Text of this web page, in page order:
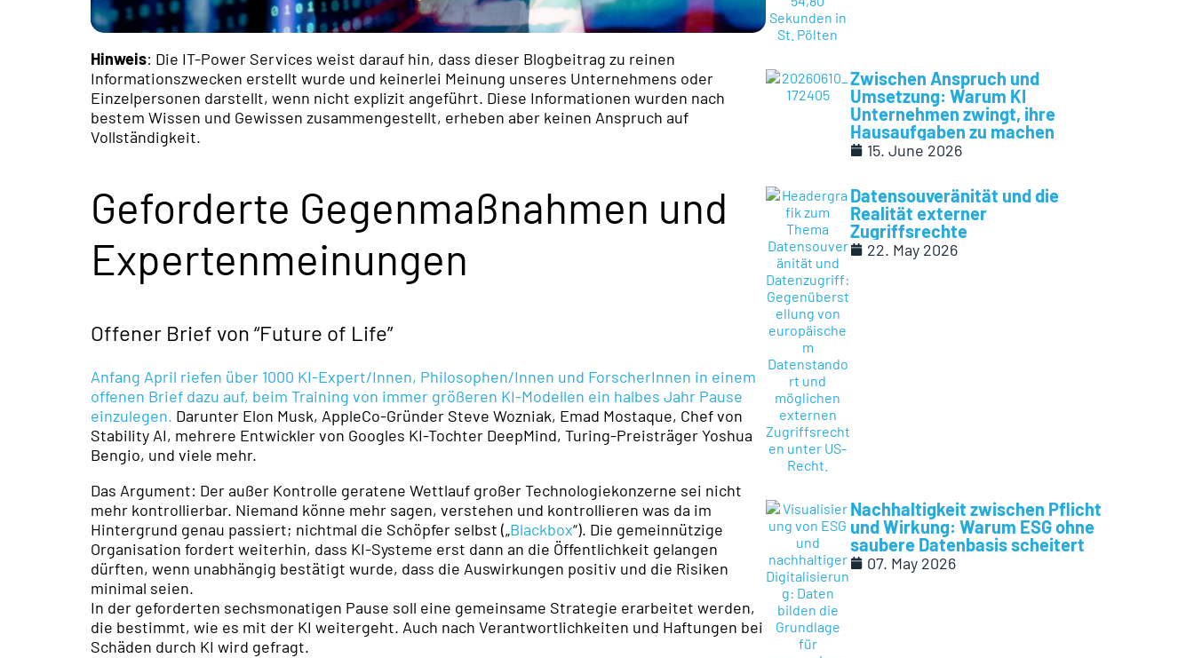
Hinweis: Die IT-Power Services weist darauf hin, dass dieser Blogbeitrag zu reinen
Informationszwecken erstellt wurde und keinerlei Meinung unseres Unternehmens oder
Einzelpersonen darstellt, wenn nicht explizit angeführt. Diese Informationen wurden nach
bestem Wissen und Gewissen zusammengestellt, erheben aber keinen Anspruch auf
Vollständigkeit.
Geforderte Gegenmaßnahmen und
Expertenmeinungen
Offener Brief von “Future of Life”
Anfang April riefen über 1000 KI-Expert/Innen, Philosophen/Innen und ForscherInnen in einem
offenen Brief dazu auf, beim Training von immer größeren KI-Modellen ein halbes Jahr Pause
einzulegen. Darunter Elon Musk, AppleCo-Gründer Steve Wozniak, Emad Mostaque, Chef von
Stability AI, mehrere Entwickler von Googles KI-Tochter DeepMind, Turing-Preisträger Yoshua
Bengio, und viele mehr.
Das Argument: Der außer Kontrolle geratene Wettlauf großer Technologiekonzerne sei nicht
mehr kontrollierbar. Niemand könne mehr sagen, verstehen und kontrollieren was da im
Hintergrund genau passiert; nichtmal die Schöpfer selbst („Blackbox“). Die gemeinnützige
Organisation fordert weiterhin, dass KI-Systeme erst dann an die Öffentlichkeit gelangen
dürften, wenn unabhängig bestätigt wurde, dass die Auswirkungen positiv und die Risiken
minimal seien.
In der geforderten sechsmonatigen Pause soll eine gemeinsame Strategie erarbeitet werden,
die bestimmt, wie es mit der KI weitergeht. Auch nach Verantwortlichkeiten und Haftungen bei
Schäden durch KI wird gefragt.
Zwischen Anspruch und
Umsetzung: Warum KI
Unternehmen zwingt, ihre
Hausaufgaben zu machen
15. June 2026
Datensouveränität und die
Realität externer
Zugriffsrechte
22. May 2026
Nachhaltigkeit zwischen Pflicht
und Wirkung: Warum ESG ohne
saubere Datenbasis scheitert
07. May 2026